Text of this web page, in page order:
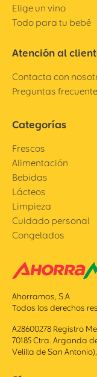
Elige un vino
Todo para tu bebé
Atención al
Contacta con
Preguntas
Categorías
Frescos
Alimentación
Bebidas
Lácteos
Limpieza
Cuidado personal
Congelados
Ahorramas, S.A
Todos los derechos
A28600278 Registro
70185 Ctra. Arganda
Velilla de San